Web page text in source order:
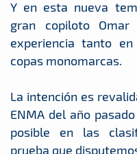
Y en esta nueva
gran copiloto Omar
experiencia tanto
copas monomarcas.
La intención es
ENMA del año
posible en las
prueba que